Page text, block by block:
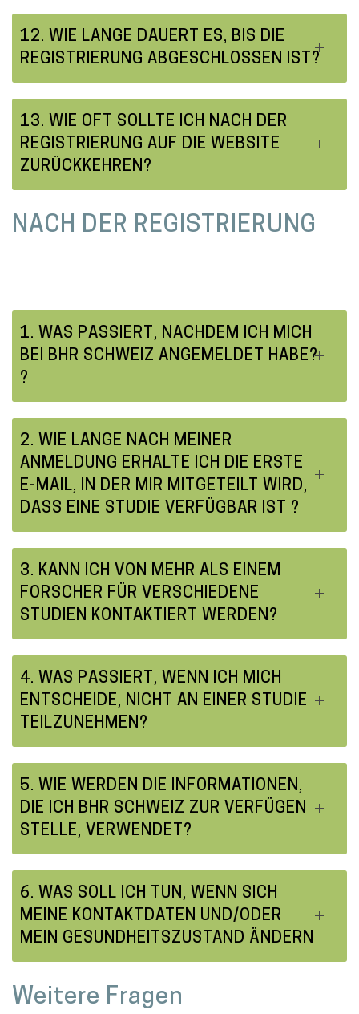
12. WIE LANGE DAUERT ES, BIS DIE
REGISTRIERUNG ABGESCHLOSSEN IST?
13. WIE OFT SOLLTE ICH NACH DER
REGISTRIERUNG AUF DIE WEBSITE
ZURÜCKKEHREN?
NACH DER REGISTRIERUNG
1. WAS PASSIERT, NACHDEM ICH MICH
BEI BHR SCHWEIZ ANGEMELDET HABE?
?
2. WIE LANGE NACH MEINER
ANMELDUNG ERHALTE ICH DIE ERSTE
E-MAIL, IN DER MIR MITGETEILT WIRD,
DASS EINE STUDIE VERFÜGBAR IST ?
3. KANN ICH VON MEHR ALS EINEM
FORSCHER FÜR VERSCHIEDENE
STUDIEN KONTAKTIERT WERDEN?
4. WAS PASSIERT, WENN ICH MICH
ENTSCHEIDE, NICHT AN EINER STUDIE
TEILZUNEHMEN?
5. WIE WERDEN DIE INFORMATIONEN,
DIE ICH BHR SCHWEIZ ZUR VERFÜGEN
STELLE, VERWENDET?
6. WAS SOLL ICH TUN, WENN SICH
MEINE KONTAKTDATEN UND/ODER
MEIN GESUNDHEITSZUSTAND ÄNDERN
Weitere Fragen